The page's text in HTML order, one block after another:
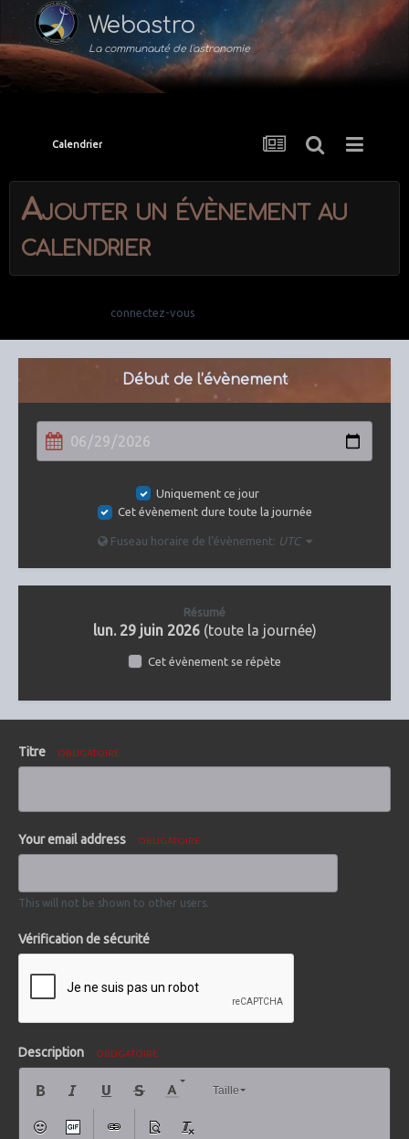
Webastro
La communauté de l'astronomie
Calendrier
Ajouter un évènement au
calendrier
connectez-vous
Début de l’évènement
Uniquement ce jour
Cet évènement dure toute la journée
Fuseau horaire de l’évènement: UTC
Résumé
lun. 29 juin 2026(toute la journée)
Cet évènement se répète
Titre OBLIGATOIRE
Your email address OBLIGATOIRE
This will not be shown to other users.
Vérification de sécurité
Description OBLIGATOIRE
Taille